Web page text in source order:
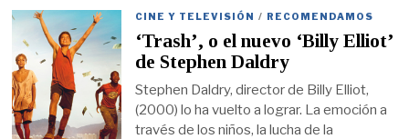
CINE Y TELEVISIÓN / RECOMENDAMOS
‘Trash’, o el nuevo ‘Billy Elliot’
de Stephen Daldry
Stephen Daldry, director de Billy Elliot,
(2000) lo ha vuelto a lograr. La emoción a
través de los niños, la lucha de la